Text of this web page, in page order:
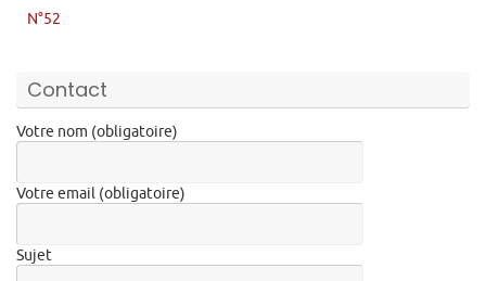
N°52
Contact
Votre nom (obligatoire)
Votre email (obligatoire)
Sujet